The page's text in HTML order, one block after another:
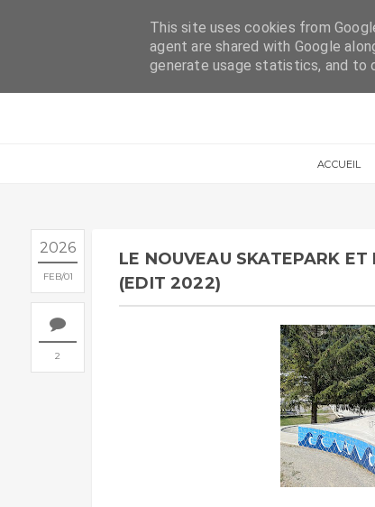
ACCUEIL
2026
FEB 01
2
LE NOUVEAU SKATEPARK
(EDIT 2022)
This site uses cookies from
agent are shared with Google
generate usage statistics, and to